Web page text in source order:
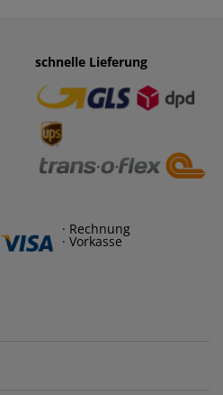
einfaches Zahlen
· Rechnung
· Vorkasse
schnelle Lieferung
· Rechnung
· Vorkasse